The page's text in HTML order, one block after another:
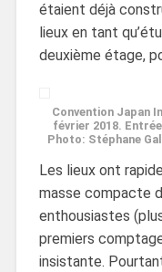
étaient déjà
lieux en tant
deuxième étage,
Convention Japan
février 2018.
Photo: Stéphane
Les lieux ont
masse compacte
enthousiastes
premiers
insistante.